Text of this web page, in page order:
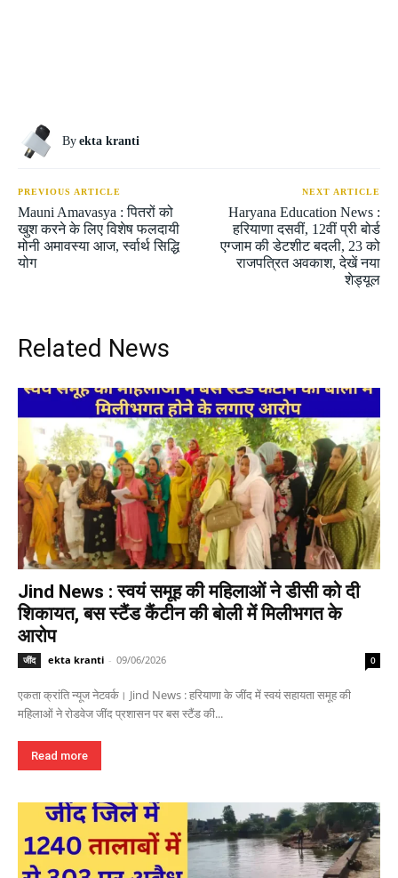
By ekta kranti
PREVIOUS ARTICLE
Mauni Amavasya : पितरों को
खुश करने के लिए विशेष फलदायी
मोनी अमावस्या आज, र्स्वार्थ सिद्धि
योग
NEXT ARTICLE
Haryana Education News :
हरियाणा दसवीं, 12वीं प्री बोर्ड
एग्जाम की डेटशीट बदली, 23 को
राजपत्रित अवकाश, देखें नया
शेड्यूल
Related News
Jind News : स्वयं समूह की महिलाओं ने डीसी को दी
शिकायत, बस स्टैंड कैंटीन की बोली में मिलीभगत के
आरोप
जींद ekta kranti - 09/06/2026 0
एकता क्रांति न्यूज नेटवर्क। Jind News : हरियाणा के जींद में स्वयं सहायता समूह की
महिलाओं ने रोडवेज जींद प्रशासन पर बस स्टैंड की...
Read more